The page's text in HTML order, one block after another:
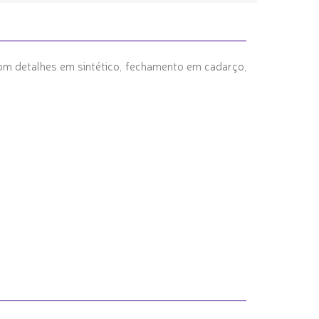
detalhes em sintético, fechamento em cadarço,